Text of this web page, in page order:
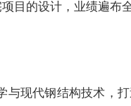
目的设计，业绩遍布
现代钢结构技术，